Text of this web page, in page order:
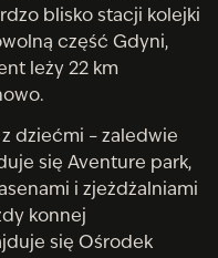
blisko stacji kolejki
część Gdyni,
leży 22 km
dziećmi – zaledwie
się Aventure park,
i zjeżdżalniami
konnej
się Ośrodek